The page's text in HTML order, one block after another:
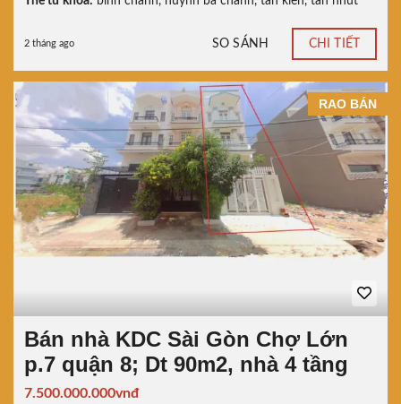
2 tháng ago SO SÁNH CHI TIẾT
RAO BÁN
Bán nhà KDC Sài Gòn Chợ Lớn
p.7 quận 8; Dt 90m2, nhà 4 tầng
7.500.000.000vnđ